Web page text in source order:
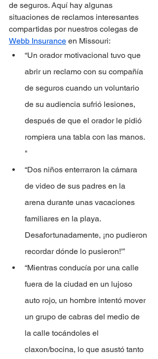
de seguros. Aquí hay algunas
situaciones de reclamos interesantes
compartidas por nuestros colegas de
Webb Insurance en Missouri:
“Un orador motivacional tuvo que
abrir un reclamo con su compañía
de seguros cuando un voluntario
de su audiencia sufrió lesiones,
después de que el orador le pidió
rompiera una tabla con las manos.
"
“Dos niños enterraron la cámara
de video de sus padres en la
arena durante unas vacaciones
familiares en la playa.
Desafortunadamente, ¡no pudieron
recordar dónde lo pusieron!'”
“Mientras conducía por una calle
fuera de la ciudad en un lujoso
auto rojo, un hombre intentó mover
un grupo de cabras del medio de
la calle tocándoles el
claxon/bocina, lo que asustó tanto